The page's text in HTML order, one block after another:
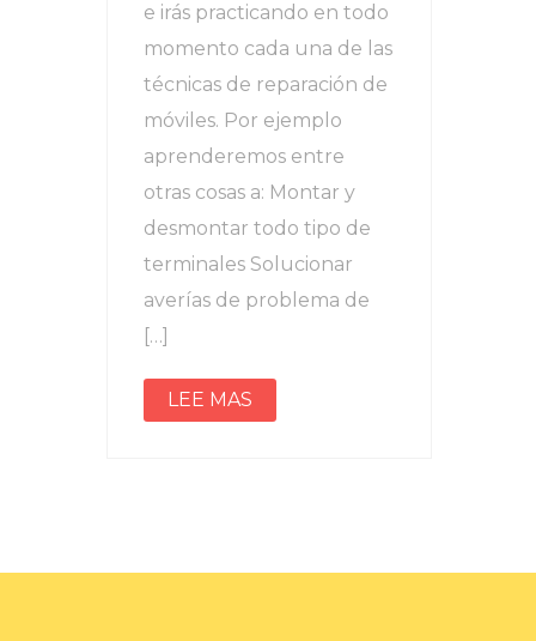
e irás practicando en todo
momento cada una de las
técnicas de reparación de
móviles. Por ejemplo
aprenderemos entre
otras cosas a: Montar y
desmontar todo tipo de
terminales Solucionar
averías de problema de
[…]
LEE MAS